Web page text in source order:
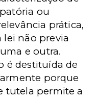
ou
prática,
lei não previa
e outra.
é destituída de
porque
tutela permite a